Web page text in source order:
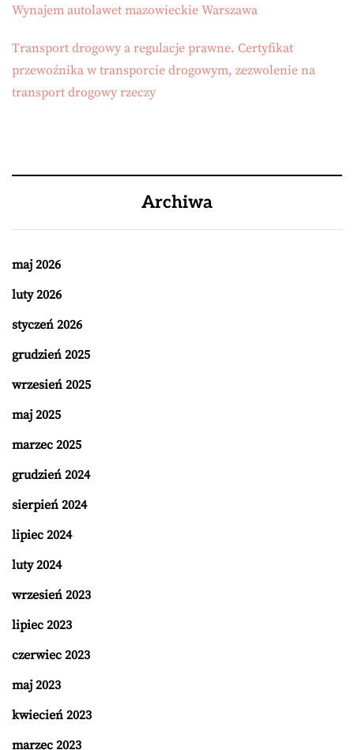
Wynajem autolawet mazowieckie Warszawa
Transport drogowy a regulacje prawne. Certyfikat
przewoźnika w transporcie drogowym, zezwolenie na
transport drogowy rzeczy
Archiwa
maj 2026
luty 2026
styczeń 2026
grudzień 2025
wrzesień 2025
maj 2025
marzec 2025
grudzień 2024
sierpień 2024
lipiec 2024
luty 2024
wrzesień 2023
lipiec 2023
czerwiec 2023
maj 2023
kwiecień 2023
marzec 2023